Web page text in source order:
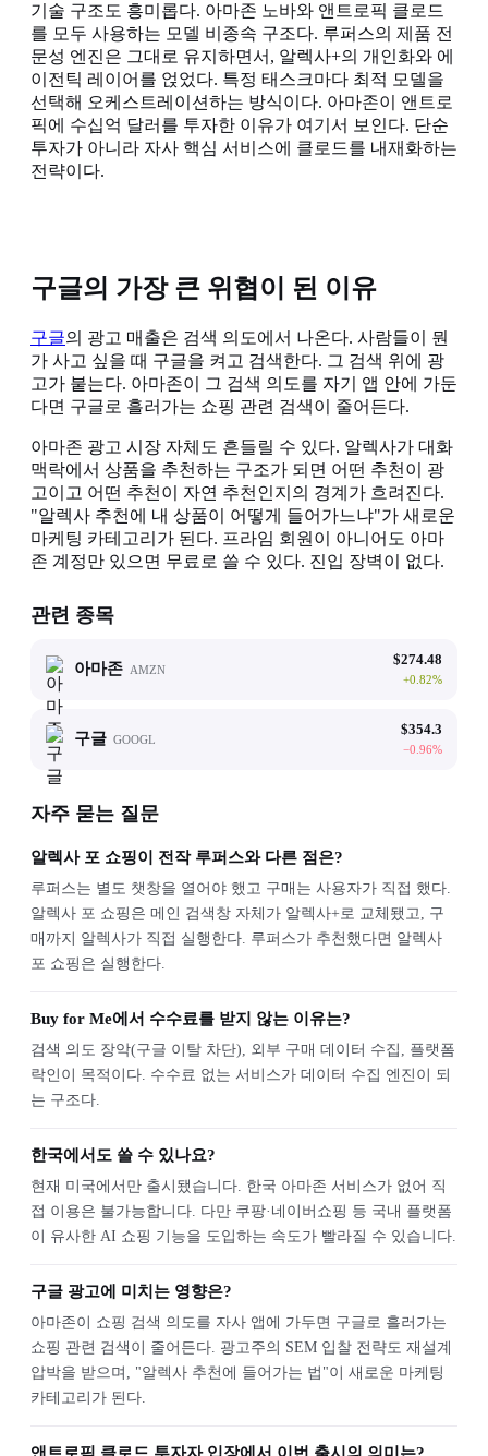
기술 구조도 흥미롭다. 아마존 노바와 앤트로픽 클로드
를 모두 사용하는 모델 비종속 구조다. 루퍼스의 제품 전
문성 엔진은 그대로 유지하면서, 알렉사+의 개인화와 에
이전틱 레이어를 얹었다. 특정 태스크마다 최적 모델을
선택해 오케스트레이션하는 방식이다. 아마존이 앤트로
픽에 수십억 달러를 투자한 이유가 여기서 보인다. 단순
투자가 아니라 자사 핵심 서비스에 클로드를 내재화하는
전략이다.
구글의 가장 큰 위협이 된 이유
구글의 광고 매출은 검색 의도에서 나온다. 사람들이 뭔
가 사고 싶을 때 구글을 켜고 검색한다. 그 검색 위에 광
고가 붙는다. 아마존이 그 검색 의도를 자기 앱 안에 가둔
다면 구글로 흘러가는 쇼핑 관련 검색이 줄어든다.
아마존 광고 시장 자체도 흔들릴 수 있다. 알렉사가 대화
맥락에서 상품을 추천하는 구조가 되면 어떤 추천이 광
고이고 어떤 추천이 자연 추천인지의 경계가 흐려진다.
"알렉사 추천에 내 상품이 어떻게 들어가느냐"가 새로운
마케팅 카테고리가 된다. 프라임 회원이 아니어도 아마
존 계정만 있으면 무료로 쓸 수 있다. 진입 장벽이 없다.
관련 종목
아마존 AMZN
$274.48
+0.82%
구글 GOOGL
$354.3
−0.96%
자주 묻는 질문
알렉사 포 쇼핑이 전작 루퍼스와 다른 점은?
루퍼스는 별도 챗창을 열어야 했고 구매는 사용자가 직접 했다.
알렉사 포 쇼핑은 메인 검색창 자체가 알렉사+로 교체됐고, 구
매까지 알렉사가 직접 실행한다. 루퍼스가 추천했다면 알렉사
포 쇼핑은 실행한다.
Buy for Me에서 수수료를 받지 않는 이유는?
검색 의도 장악(구글 이탈 차단), 외부 구매 데이터 수집, 플랫폼
락인이 목적이다. 수수료 없는 서비스가 데이터 수집 엔진이 되
는 구조다.
한국에서도 쓸 수 있나요?
현재 미국에서만 출시됐습니다. 한국 아마존 서비스가 없어 직
접 이용은 불가능합니다. 다만 쿠팡·네이버쇼핑 등 국내 플랫폼
이 유사한 AI 쇼핑 기능을 도입하는 속도가 빨라질 수 있습니다.
구글 광고에 미치는 영향은?
아마존이 쇼핑 검색 의도를 자사 앱에 가두면 구글로 흘러가는
쇼핑 관련 검색이 줄어든다. 광고주의 SEM 입찰 전략도 재설계
압박을 받으며, "알렉사 추천에 들어가는 법"이 새로운 마케팅
카테고리가 된다.